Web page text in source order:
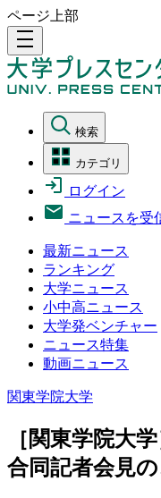
ページ上部
density_medium
検索
カテゴリ
ログイン
ニュースを受
最新ニュース
ランキング
大学ニュース
小中高ニュース
大学発ベンチャー
ニュース特集
動画ニュース
関東学院大学
［関東学院大
合同記者会見